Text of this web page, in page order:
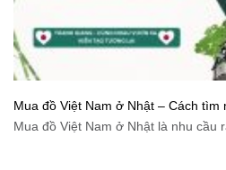
Mua đồ Việt Nam ở Nhật – Cách tìm
người xa quê
Mua đồ Việt Nam ở Nhật là nhu cầu